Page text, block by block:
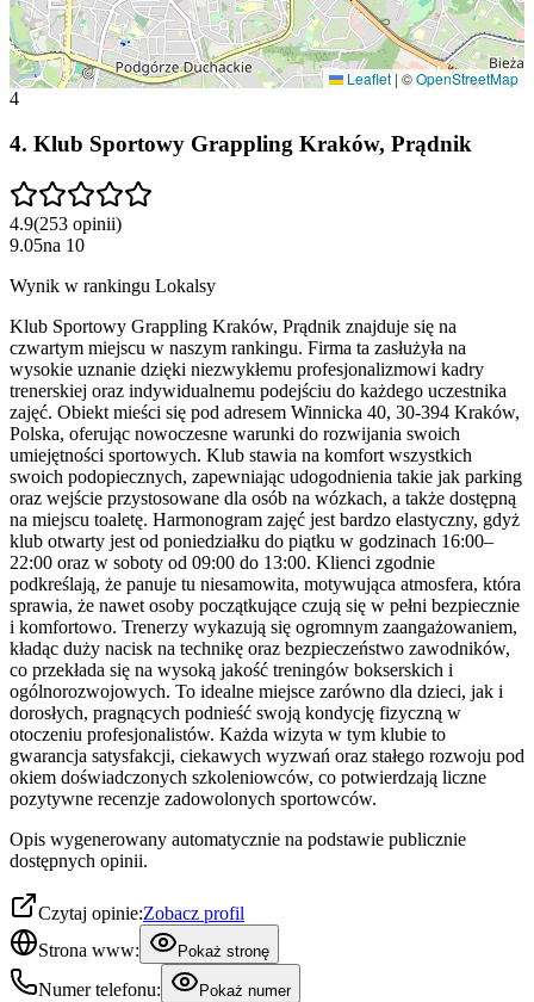
Leaflet|©OpenStreetMap
4
4. Klub Sportowy Grappling Kraków, Prądnik
4.9(253 opinii)
9.05na 10
Wynik w rankingu Lokalsy
Klub Sportowy Grappling Kraków, Prądnik znajduje się na
czwartym miejscu w naszym rankingu. Firma ta zasłużyła na
wysokie uznanie dzięki niezwykłemu profesjonalizmowi kadry
trenerskiej oraz indywidualnemu podejściu do każdego uczestnika
zajęć. Obiekt mieści się pod adresem Winnicka 40, 30-394 Kraków,
Polska, oferując nowoczesne warunki do rozwijania swoich
umiejętności sportowych. Klub stawia na komfort wszystkich
swoich podopiecznych, zapewniając udogodnienia takie jak parking
oraz wejście przystosowane dla osób na wózkach, a także dostępną
na miejscu toaletę. Harmonogram zajęć jest bardzo elastyczny, gdyż
klub otwarty jest od poniedziałku do piątku w godzinach 16:00–
22:00 oraz w soboty od 09:00 do 13:00. Klienci zgodnie
podkreślają, że panuje tu niesamowita, motywująca atmosfera, która
sprawia, że nawet osoby początkujące czują się w pełni bezpiecznie
i komfortowo. Trenerzy wykazują się ogromnym zaangażowaniem,
kładąc duży nacisk na technikę oraz bezpieczeństwo zawodników,
co przekłada się na wysoką jakość treningów bokserskich i
ogólnorozwojowych. To idealne miejsce zarówno dla dzieci, jak i
dorosłych, pragnących podnieść swoją kondycję fizyczną w
otoczeniu profesjonalistów. Każda wizyta w tym klubie to
gwarancja satysfakcji, ciekawych wyzwań oraz stałego rozwoju pod
okiem doświadczonych szkoleniowców, co potwierdzają liczne
pozytywne recenzje zadowolonych sportowców.
Opis wygenerowany automatycznie na podstawie publicznie
dostępnych opinii.
Czytaj opinie:Zobacz profil
Strona www:
Pokaż stronę
Numer telefonu: Pokaż numer